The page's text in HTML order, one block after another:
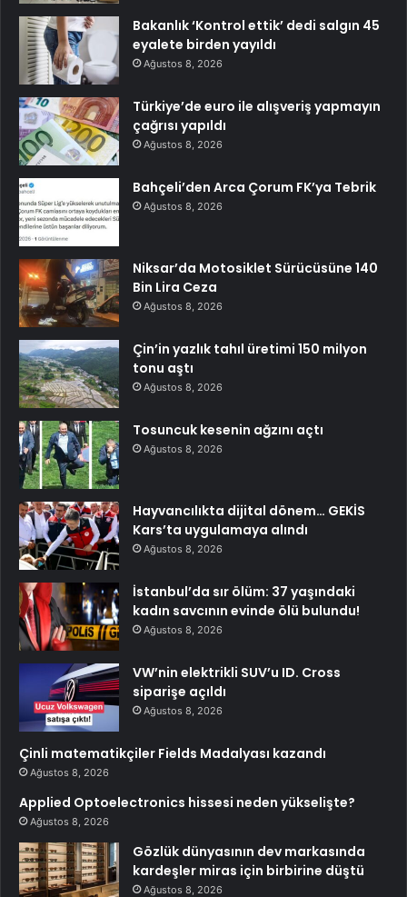
Bakanlık ‘Kontrol ettik’ dedi salgın 45
eyalete birden yayıldı
Ağustos 8, 2026
Türkiye’de euro ile alışveriş yapmayın
çağrısı yapıldı
Ağustos 8, 2026
Bahçeli’den Arca Çorum FK’ya Tebrik
Ağustos 8, 2026
Niksar’da Motosiklet Sürücüsüne 140
Bin Lira Ceza
Ağustos 8, 2026
Çin’in yazlık tahıl üretimi 150 milyon
tonu aştı
Ağustos 8, 2026
Tosuncuk kesenin ağzını açtı
Ağustos 8, 2026
Hayvancılıkta dijital dönem… GEKİS
Kars’ta uygulamaya alındı
Ağustos 8, 2026
İstanbul’da sır ölüm: 37 yaşındaki
kadın savcının evinde ölü bulundu!
Ağustos 8, 2026
VW’nin elektrikli SUV’u ID. Cross
siparişe açıldı
Ağustos 8, 2026
Çinli matematikçiler Fields Madalyası kazandı
Ağustos 8, 2026
Applied Optoelectronics hissesi neden yükselişte?
Ağustos 8, 2026
Gözlük dünyasının dev markasında
kardeşler miras için birbirine düştü
Ağustos 8, 2026